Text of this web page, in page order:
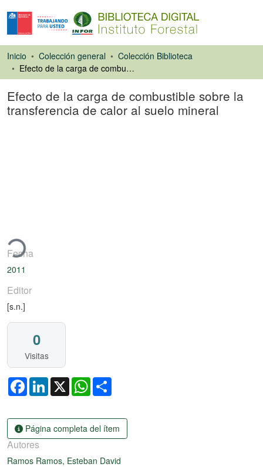
Inicio Colección general
Colección Biblioteca
Efecto de la carga de combustible sobre la transferencia de calor al suelo mineral
Efecto de la carga de combustible sobre la
transferencia de calor al suelo mineral
Fecha
2011
Editor
[s.n.]
0
Visitas
FacebookLinkedIn
X WhatsApp
Página completa del ítem
Autores
Ramos Ramos, Esteban David